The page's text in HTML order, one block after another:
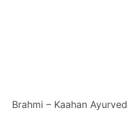
Brahmi – Kaahan